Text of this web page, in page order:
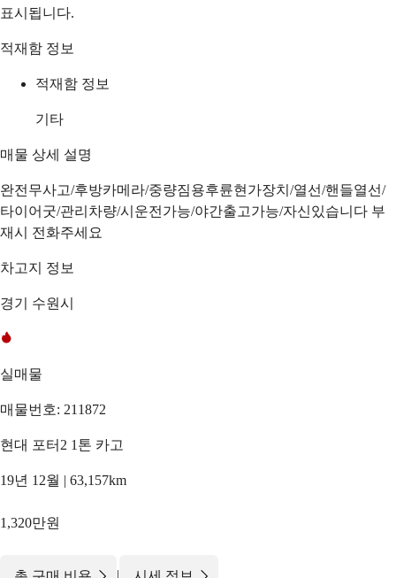
표시됩니다.
적재함 정보
적재함 정보
기타
매물 상세 설명
완전무사고/후방카메라/중량짐용후륜현가장치/열선/핸들열선/
타이어굿/관리차량/시운전가능/야간출고가능/자신있습니다 부
재시 전화주세요
차고지 정보
경기 수원시
실매물
매물번호: 211872
현대 포터2 1톤 카고
19년 12월 | 63,157km
1,320만원
|